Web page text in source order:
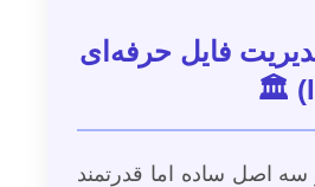
فایل حرفه‌ای
سه اصل ساده اما قدرتمند